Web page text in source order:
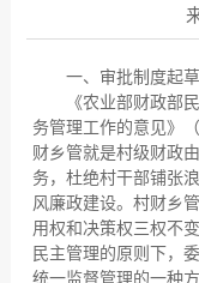
一、审批制度起
《农业部财政部
务管理工作的意见》
财乡管就是村级财政
务，杜绝村干部铺张
风廉政建设。村财乡
用权和决策权三权不
民主管理的原则下，
统一监督管理的一种